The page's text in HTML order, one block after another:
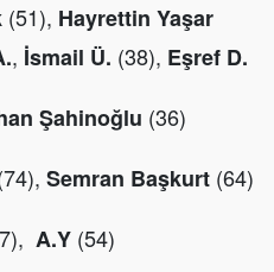
(51), Hayrettin Yaşar
, İsmail Ü. (38), Eşref D.
Şahinoğlu (36)
Semran Başkurt (64)
A.Y (54)